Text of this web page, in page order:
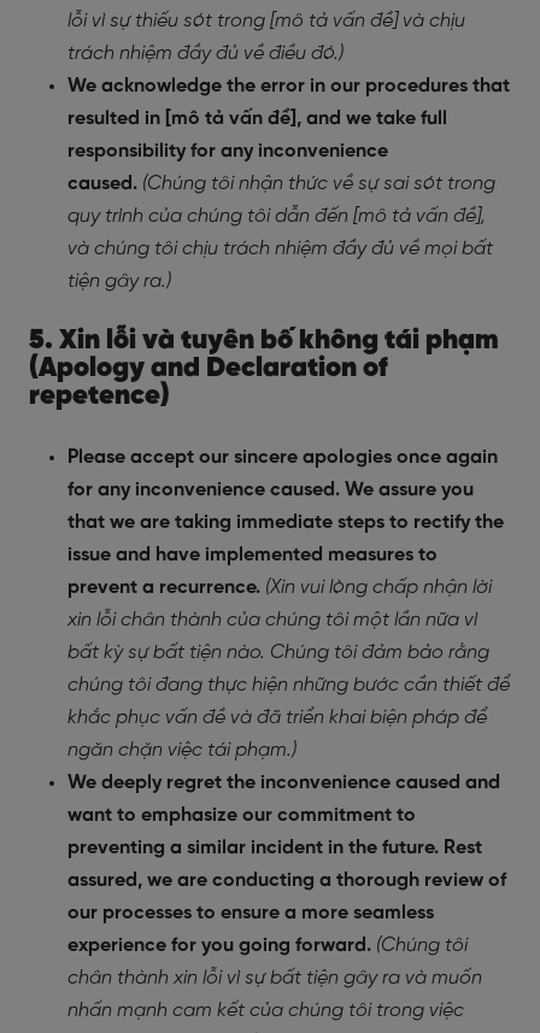
lỗi vì sự thiếu sót trong [mô tả vấn đề] và chịu
trách nhiệm đầy đủ về điều đó.)
We acknowledge the error in our procedures that
resulted in [mô tả vấn đề], and we take full
responsibility for any inconvenience
caused. (Chúng tôi nhận thức về sự sai sót trong
quy trình của chúng tôi dẫn đến [mô tả vấn đề],
và chúng tôi chịu trách nhiệm đầy đủ về mọi bất
tiện gây ra.)
5. Xin lỗi và tuyên bố không tái phạm
(Apology and Declaration of
repetence)
Please accept our sincere apologies once again
for any inconvenience caused. We assure you
that we are taking immediate steps to rectify the
issue and have implemented measures to
prevent a recurrence. (Xin vui lòng chấp nhận lời
xin lỗi chân thành của chúng tôi một lần nữa vì
bất kỳ sự bất tiện nào. Chúng tôi đảm bảo rằng
chúng tôi đang thực hiện những bước cần thiết để
khắc phục vấn đề và đã triển khai biện pháp để
ngăn chặn việc tái phạm.)
We deeply regret the inconvenience caused and
want to emphasize our commitment to
preventing a similar incident in the future. Rest
assured, we are conducting a thorough review of
our processes to ensure a more seamless
experience for you going forward. (Chúng tôi
chân thành xin lỗi vì sự bất tiện gây ra và muốn
nhấn mạnh cam kết của chúng tôi trong việc